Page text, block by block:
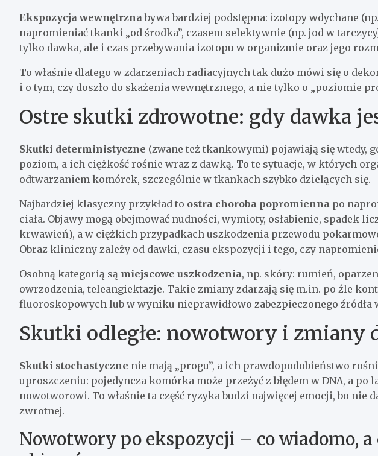
Ekspozycja wewnętrznabywa bardziej podstępna: izotopy wdychane
napromieniać tkanki „od środka”, czasem selektywnie (np. jod w
tylko dawka, ale i czas przebywania izotopu w organizmie oraz jego
To właśnie dlatego w zdarzeniach radiacyjnych tak dużo mówi się o
i o tym, czy doszło do skażenia wewnętrznego, a nie tylko o „poziomie
Ostre skutki zdrowotne: gdy dawka
Skutki deterministyczne (zwane też tkankowymi) pojawiają się wtedy,
poziom, a ich ciężkość rośnie wraz z dawką. To te sytuacje, w których
odtwarzaniem komórek, szczególnie w tkankach szybko dzielących się.
Najbardziej klasyczny przykład to ostra choroba popromienna po
ciała. Objawy mogą obejmować nudności, wymioty, osłabienie, spadek
krwawień), a w ciężkich przypadkach uszkodzenia przewodu
Obraz kliniczny zależy od dawki, czasu ekspozycji i tego, czy
Osobną kategorią są miejscowe uszkodzenia, np. skóry: rumień,
owrzodzenia, teleangiektazje. Takie zmiany zdarzają się m.in. po źle
fluoroskopowych lub w wyniku nieprawidłowo zabezpieczonego źródła
Skutki odległe: nowotwory i zmiany
Skutki stochastyczne nie mają „progu”, a ich prawdopodobieństwo
uproszczeniu: pojedyncza komórka może przeżyć z błędem w DNA, a po
nowotworowi. To właśnie ta część ryzyka budzi najwięcej emocji, bo nie
zwrotnej.
Nowotwory po ekspozycji – co wiadomo, a